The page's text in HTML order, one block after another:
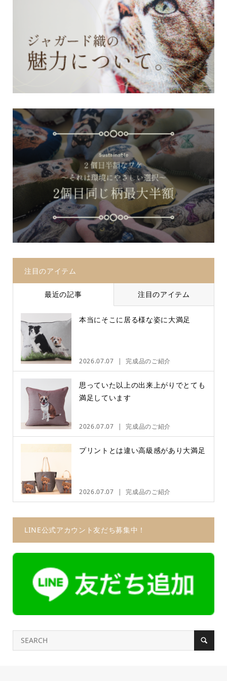
注目のアイテム
最近の記事 注目のアイテム
本当にそこに居る様な姿に大満足
2026.07.07 完成品のご紹介
思っていた以上の出来上がりでとても
満足しています
2026.07.07 完成品のご紹介
プリントとは違い高級感があり大満足
2026.07.07 完成品のご紹介
LINE公式アカウント友だち募集中！